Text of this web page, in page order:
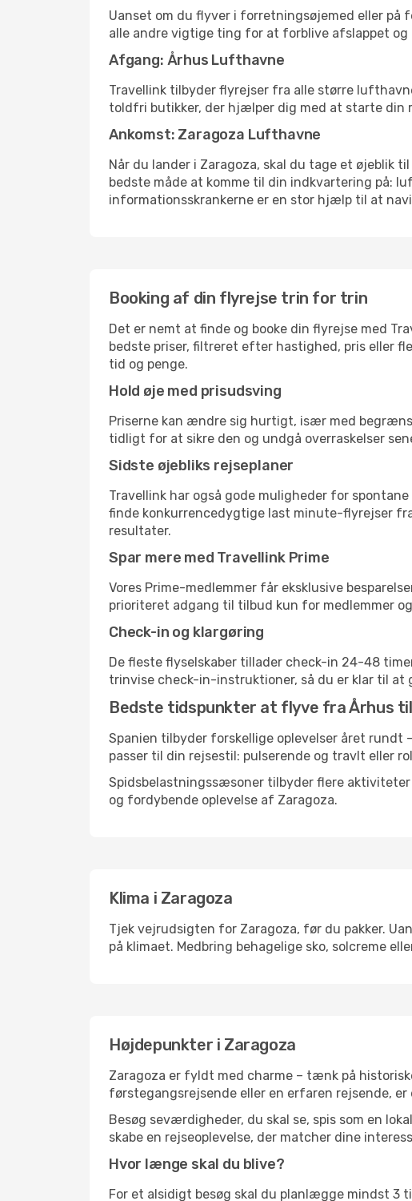
Uanset om du flyver i forretningsøjemed eller på
alle andre vigtige ting for at forblive afslappet og
Afgang: Århus Lufthavne
Travellink tilbyder flyrejser fra alle større
toldfri butikker, der hjælper dig med at starte din
Ankomst: Zaragoza Lufthavne
Når du lander i Zaragoza, skal du tage et øjeblik
bedste måde at komme til din indkvartering på:
informationsskrankerne er en stor hjælp til at
Booking af din flyrejse trin for trin
Det er nemt at finde og booke din flyrejse med
bedste priser, filtreret efter hastighed, pris eller
tid og penge.
Hold øje med prisudsving
Priserne kan ændre sig hurtigt, især med
tidligt for at sikre den og undgå overraskelser
Sidste øjebliks rejseplaner
Travellink har også gode muligheder for
finde konkurrencedygtige last minute-flyrejser
resultater.
Spar mere med Travellink Prime
Vores Prime-medlemmer får eksklusive
prioriteret adgang til tilbud kun for medlemmer
Check-in og klargøring
De fleste flyselskaber tillader check-in 24-48
trinvise check-in-instruktioner, så du er klar til at
Bedste tidspunkter at flyve fra Århus
Spanien tilbyder forskellige oplevelser året
passer til din rejsestil: pulserende og travlt eller
Spidsbelastningssæsoner tilbyder flere aktiviteter
og fordybende oplevelse af Zaragoza.
Klima i Zaragoza
Tjek vejrudsigten for Zaragoza, før du pakker.
på klimaet. Medbring behagelige sko, solcreme
Højdepunkter i Zaragoza
Zaragoza er fyldt med charme – tænk på
førstegangsrejsende eller en erfaren rejsende,
Besøg seværdigheder, du skal se, spis som en
skabe en rejseoplevelse, der matcher dine
Hvor længe skal du blive?
For et alsidigt besøg skal du planlægge mindst 3